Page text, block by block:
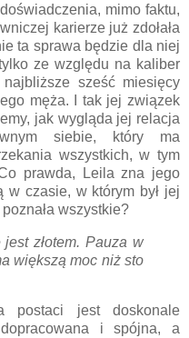
mimo faktu,
karierze już zdołała
ta sprawa będzie dla niej
ze względu na kaliber
sześć miesięcy
męża. I tak jej związek
jak wygląda jej relacja
siebie, który ma
wszystkich, w tym
prawda, Leila zna jego
w czasie, w którym był jej
wszystkie?
złotem. Pauza w
większą moc niż sto
postaci jest doskonale
i spójna, a